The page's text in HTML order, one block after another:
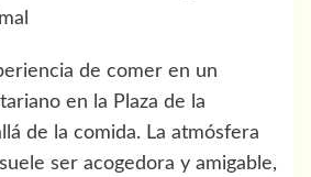
de comer en un
en la Plaza de la
de la comida. La atmósfera
ser acogedora y amigable,